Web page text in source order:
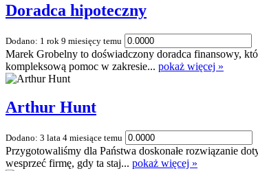
Doradca hipoteczny
Dodano: 1 rok 9 miesięcy temu
Marek Grobelny to doświadczony doradca finansowy,
kompleksową pomoc w zakresie... pokaż więcej »
Arthur Hunt
Dodano: 3 lata 4 miesiące temu
Przygotowaliśmy dla Państwa doskonałe rozwiązanie
wesprzeć firmę, gdy ta staj... pokaż więcej »